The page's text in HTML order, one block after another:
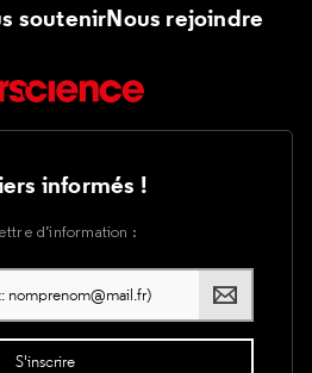
soutenirNous rejoindre
informés !
d’information :